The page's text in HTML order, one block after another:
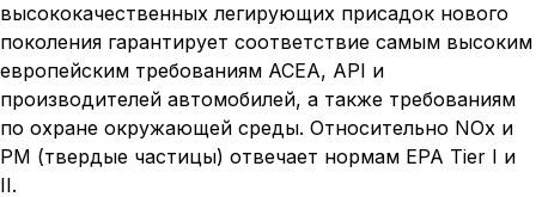
высококачественных легирующих присадок нового
поколения гарантирует соответствие самым высоким
европейским требованиям ACEA, API и
производителей автомобилей, а также требованиям
по охране окружающей среды. Относительно NOx и
РМ (твердые частицы) отвечает нормам EPA Tier I и
II.